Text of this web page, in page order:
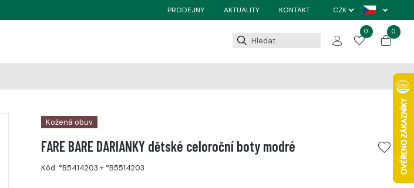
PRODEJNY AKTUALITY KONTAKT
0 0
Kožená obuv
FARE BARE DARIANKY dětské celoroční boty modré
Kód: *B5414203 + *B5514203